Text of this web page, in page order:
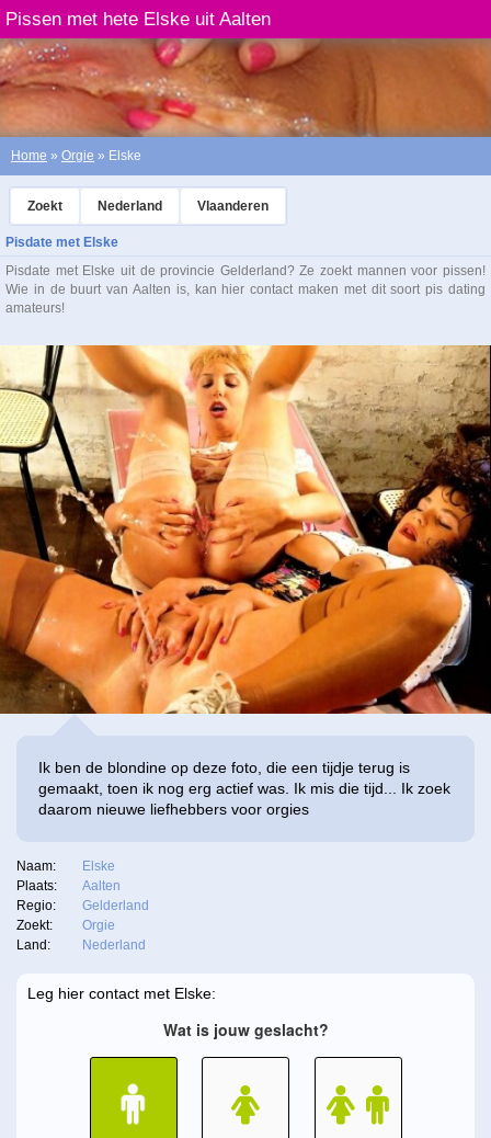
Pissen met hete Elske uit Aalten
Home » Orgie » Elske
Zoekt Nederland Vlaanderen
Pisdate met Elske
Pisdate met Elske uit de provincie Gelderland? Ze zoekt mannen voor pissen!
Wie in de buurt van Aalten is, kan hier contact maken met dit soort pis dating
amateurs!
Ik ben de blondine op deze foto, die een tijdje terug is
gemaakt, toen ik nog erg actief was. Ik mis die tijd... Ik zoek
daarom nieuwe liefhebbers voor orgies
Naam:
Elske
Plaats:
Aalten
Regio:
Gelderland
Zoekt:
Orgie
Land:
Nederland
Leg hier contact met Elske: